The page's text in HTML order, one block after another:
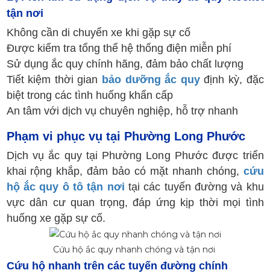
tận nơi
Không cần di chuyển xe khi gặp sự cố
Được kiểm tra tổng thể hệ thống điện miễn phí
Sử dụng ắc quy chính hãng, đảm bảo chất lượng
Tiết kiệm thời gian bảo dưỡng ắc quyđịnh kỳ, đặc
biệt trong các tình huống khẩn cấp
An tâm với dịch vụ chuyên nghiệp, hỗ trợ nhanh
Phạm vi phục vụ tại Phường Long Phước
Dịch vụ ắc quy tại Phường Long Phước được triển
khai rộng khắp, đảm bảo có mặt nhanh chóng, cứu
hộ ắc quy ô tô tận nơi tại các tuyến đường và khu
vực dân cư quan trọng, đáp ứng kịp thời mọi tình
huống xe gặp sự cố.
Cứu hộ ắc quy nhanh chóng và tận nơi
Cứu hộ nhanh trên các tuyến đường chính